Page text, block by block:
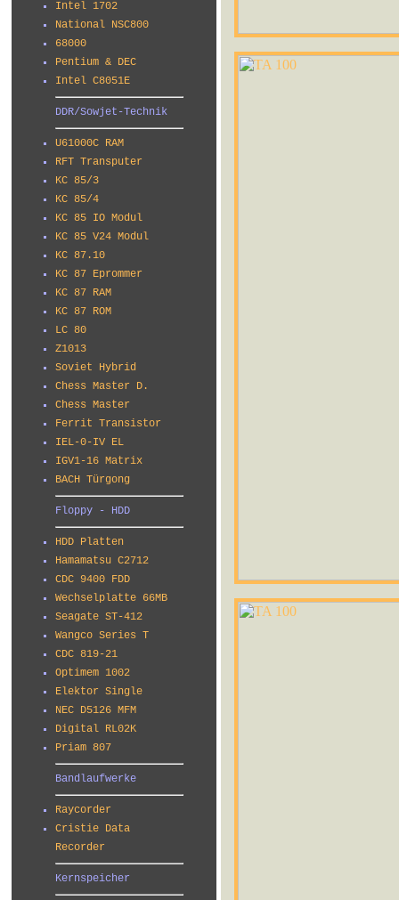
Intel 1702
National NSC800
68000
Pentium & DEC
Intel C8051E
DDR/Sowjet-Technik
U61000C RAM
RFT Transputer
KC 85/3
KC 85/4
KC 85 IO Modul
KC 85 V24 Modul
KC 87.10
KC 87 Eprommer
KC 87 RAM
KC 87 ROM
LC 80
Z1013
Soviet Hybrid
Chess Master D.
Chess Master
Ferrit Transistor
IEL-0-IV EL
IGV1-16 Matrix
BACH Türgong
Floppy - HDD
HDD Platten
Hamamatsu C2712
CDC 9400 FDD
Wechselplatte 66MB
Seagate ST-412
Wangco Series T
CDC 819-21
Optimem 1002
Elektor Single
NEC D5126 MFM
Digital RL02K
Priam 807
Bandlaufwerke
Raycorder
Cristie Data
Recorder
Kernspeicher